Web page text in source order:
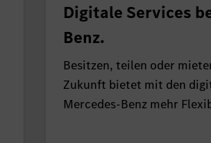
Digitale Services
Benz.
Besitzen, teilen oder
Zukunft bietet mit den
Mercedes-Benz mehr